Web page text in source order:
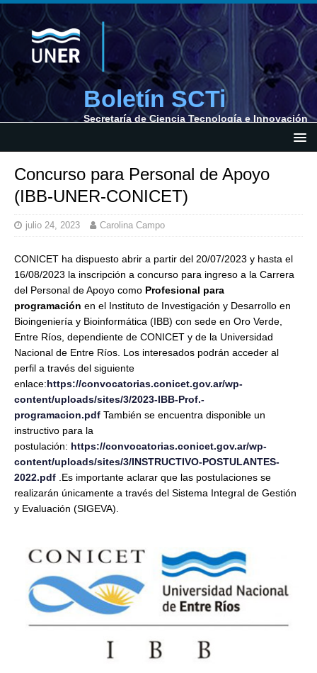
Boletín SCTi
Secretaría de Ciencia Tecnología e Innovación
Concurso para Personal de Apoyo
(IBB-UNER-CONICET)
julio 24, 2023 Carolina Campo
CONICET ha dispuesto abrir a partir del 20/07/2023 y hasta el
16/08/2023 la inscripción a concurso para ingreso a la Carrera
del Personal de Apoyo como Profesional para
programación en el Instituto de Investigación y Desarrollo en
Bioingeniería y Bioinformática (IBB) con sede en Oro Verde,
Entre Ríos, dependiente de CONICET y de la Universidad
Nacional de Entre Ríos. Los interesados podrán acceder al
perfil a través del siguiente
enlace:https://convocatorias.conicet.gov.ar/wp-
content/uploads/sites/3/2023-IBB-Prof.-
programacion.pdf También se encuentra disponible un
instructivo para la
postulación: https://convocatorias.conicet.gov.ar/wp-
content/uploads/sites/3/INSTRUCTIVO-POSTULANTES-
2022.pdf .Es importante aclarar que las postulaciones se
realizarán únicamente a través del Sistema Integral de Gestión
y Evaluación (SIGEVA).